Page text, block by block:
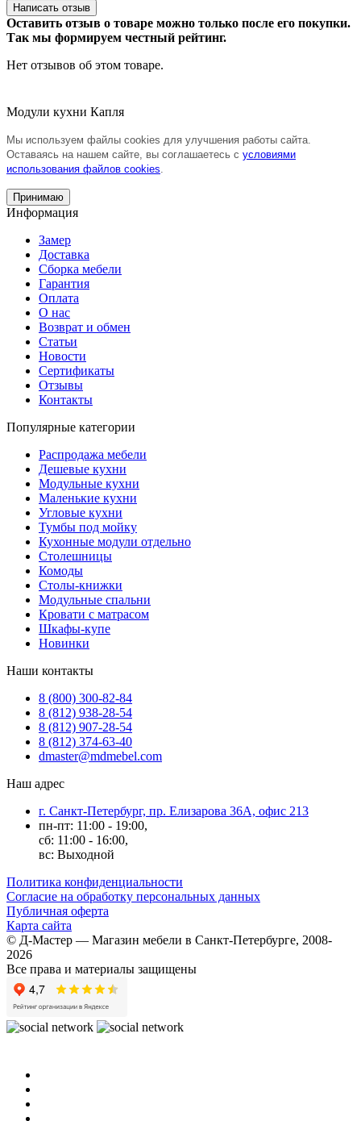
Написать отзыв
Оставить отзыв о товаре можно только после его покупки.
Так мы формируем честный рейтинг.
Нет отзывов об этом товаре.
Модули кухни Капля
Мы используем файлы cookies для улучшения работы сайта.
Оставаясь на нашем сайте, вы соглашаетесь с условиями
использования файлов cookies.
Принимаю
Информация
Замер
Доставка
Сборка мебели
Гарантия
Оплата
О нас
Возврат и обмен
Статьи
Новости
Сертификаты
Отзывы
Контакты
Популярные категории
Распродажа мебели
Дешевые кухни
Модульные кухни
Маленькие кухни
Угловые кухни
Тумбы под мойку
Кухонные модули отдельно
Столешницы
Комоды
Столы-книжки
Модульные спальни
Кровати с матрасом
Шкафы-купе
Новинки
Наши контакты
8 (800) 300-82-84
8 (812) 938-28-54
8 (812) 907-28-54
8 (812) 374-63-40
dmaster@mdmebel.com
Наш адрес
г. Санкт-Петербург, пр. Елизарова 36А, офис 213
пн-пт: 11:00 - 19:00,
сб: 11:00 - 16:00,
вс: Выходной
Политика конфиденциальности
Согласие на обработку персональных данных
Публичная оферта
Карта сайта
© Д-Мастер — Магазин мебели в Санкт-Петербурге, 2008-
2026
Все права и материалы защищены